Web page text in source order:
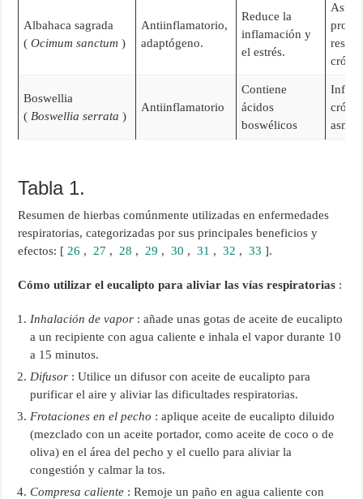
Albahaca sagrada
(Ocimum sanctum )
Antiinflamatorio,
adaptógeno.
Reduce la
inflamación y
el estrés.
Asma,
Boswellia
(Boswellia serrata )
Antiinflamatorio
Contiene
ácidos
boswélicos
asma.
Tabla 1.
Resumen de hierbas comúnmente utilizadas en enfermedades
respiratorias, categorizadas por sus principales beneficios y
efectos: [ 26 , 27 , 28 , 29 ,30 ,31 ,32 ,33 ].
Cómo utilizar el eucalipto para aliviar las vías respiratorias :
Inhalación de vapor : añade unas gotas de aceite de eucalipto
a un recipiente con agua caliente e inhala el vapor durante 10
a 15 minutos.
Difusor : Utilice un difusor con aceite de eucalipto para
purificar el aire y aliviar las dificultades respiratorias.
Frotaciones en el pecho : aplique aceite de eucalipto diluido
(mezclado con un aceite portador, como aceite de coco o de
oliva) en el área del pecho y el cuello para aliviar la
congestión y calmar la tos.
Compresa caliente : Remoje un paño en agua caliente con